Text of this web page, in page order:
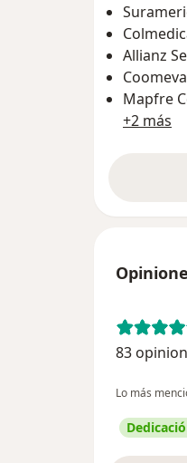
Allianz
Mapfre
+2 más
83
Lo más